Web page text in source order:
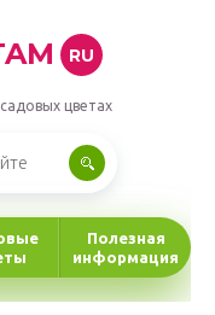
RU
цветах
Полезная
информация